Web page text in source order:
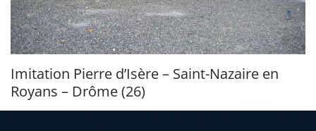
Imitation Pierre d’Isère – Saint-Nazaire en
Royans – Drôme (26)